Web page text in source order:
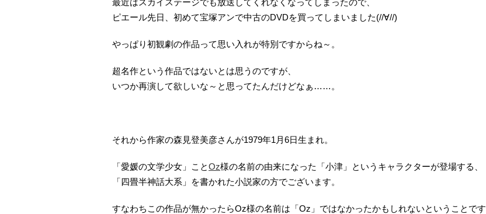
ピエール先日、初めて宝塚アンで中古のDVDを買ってしまいました(//∀//)
やっぱり初観劇の作品って思い入れが特別ですからね～。
超名作という作品ではないとは思うのですが、
いつか再演して欲しいな～と思ってたんだけどなぁ……。
それから作家の森見登美彦さんが1979年1月6日生まれ。
「愛媛の文学少女」ことOz様の名前の由来になった「小津」というキャラクターが登場する、
「四畳半神話大系」を書かれた小説家の方でございます。
すなわちこの作品が無かったらOz様の名前は「Oz」ではなかったかもしれないということです